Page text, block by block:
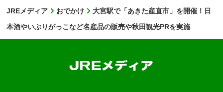
JREメディア おでかけ
大宮駅で「あきた産直市」を開催！日
本酒やいぶりがっこなど名産品の販売や秋田観光PRを実施